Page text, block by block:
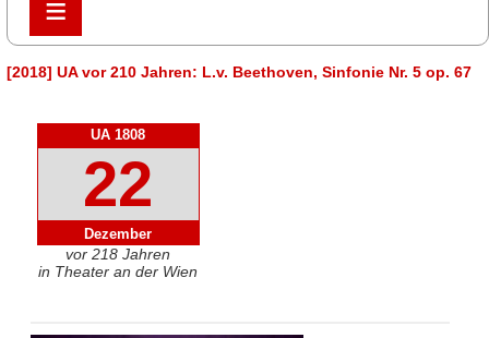
≡
≡
[2018] UA vor 210 Jahren: L.v. Beethoven, Sinfonie Nr. 5 op. 67
UA 1808
22
Dezember
vor 218 Jahren
in Theater an der Wien